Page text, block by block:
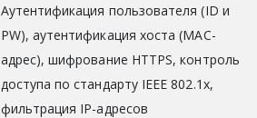
Аутентификация пользователя (ID и
PW), аутентификация хоста (MAC-
адрес), шифрование HTTPS, контроль
доступа по стандарту IEEE 802.1x,
фильтрация IP-адресов